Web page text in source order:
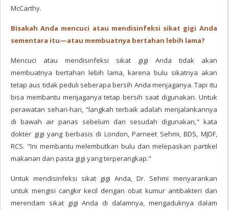
McCarthy.
Bisakah Anda mencuci atau mendisinfeksi sikat gigi Anda
sementara itu—atau membuatnya bertahan lebih lama?
Mencuci atau mendisinfeksi sikat gigi Anda tidak akan
membuatnya bertahan lebih lama, karena bulu sikatnya akan
tetap aus tidak peduli seberapa bersih Anda menjaganya. Tapi itu
bisa membantu menjaganya tetap bersih saat digunakan. Untuk
perawatan sehari-hari, "langkah terbaik adalah menjalankannya
di bawah air panas sebelum dan sesudah digunakan," kata
dokter gigi yang berbasis di London, Parneet Sehmi, BDS, MJDF,
RCS. "Ini membantu melembutkan bulu dan melepaskan partikel
makanan dan pasta gigi yang terperangkap."
Untuk mendisinfeksi sikat gigi Anda, Dr. Sehmi menyarankan
untuk mengisi cangkir kecil dengan obat kumur antibakteri dan
merendam sikat gigi Anda di dalamnya, mengaduknya dalam